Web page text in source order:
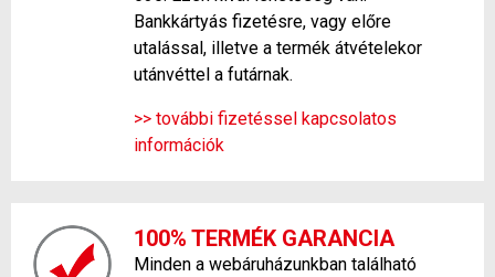
Bankkártyás fizetésre, vagy előre
utalással, illetve a termék átvételekor
utánvéttel a futárnak.
>> további fizetéssel kapcsolatos
információk
100% TERMÉK GARANCIA
Minden a webáruházunkban található